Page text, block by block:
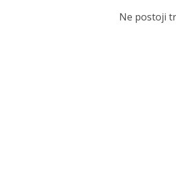
Ne postoji